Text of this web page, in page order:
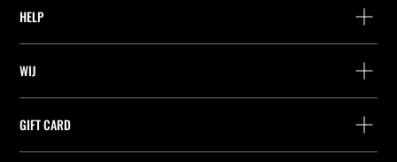
HELP
Leveringspunt zoeken
Retournering als gast
WIJ
Zoek een winkel
GIFT CARD